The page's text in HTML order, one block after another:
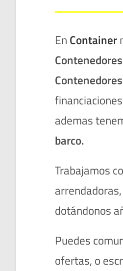
En Container
ademas
barco.
Trabajamos
dotándonos
Puedes
ofertas, o